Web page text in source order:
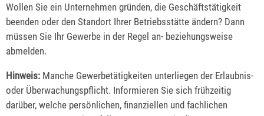
Wollen Sie ein Unternehmen gründen, die Geschäftstätigkeit
beenden oder den Standort Ihrer Betriebsstätte ändern? Dann
müssen Sie Ihr Gewerbe in der Regel an- beziehungsweise
abmelden.
Hinweis: Manche Gewerbetätigkeiten unterliegen der Erlaubnis-
oder Überwachungspflicht. Informieren Sie sich frühzeitig
darüber, welche persönlichen, finanziellen und fachlichen